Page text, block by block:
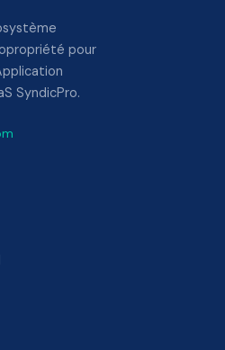
pour
SyndicPro.